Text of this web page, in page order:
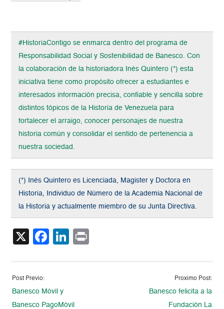
#HistoriaContigo se enmarca dentro del programa de
Responsabilidad Social y Sostenibilidad de Banesco. Con
la colaboración de la historiadora Inés Quintero (*) esta
iniciativa tiene como propósito ofrecer a estudiantes e
interesados información precisa, confiable y sencilla sobre
distintos tópicos de la Historia de Venezuela para
fortalecer el arraigo, conocer personajes de nuestra
historia común y consolidar el sentido de pertenencia a
nuestra sociedad.
(*) Inés Quintero es Licenciada, Magister y Doctora en
Historia, Individuo de Número de la Academia Nacional de
la Historia y actualmente miembro de su Junta Directiva.
X Facebook
LinkedIn
Post Previo:
Banesco Móvil y
Banesco PagoMóvil
Proximo Post:
Banesco felicita a la
Fundación La